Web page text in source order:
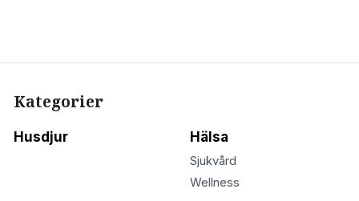
Kategorier
Husdjur Hälsa
Sjukvård
Wellness